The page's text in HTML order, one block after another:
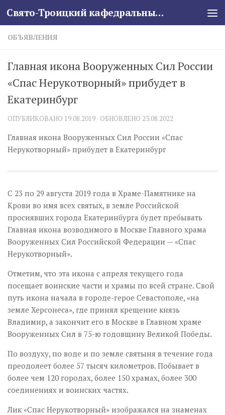
Skip to content Свято-Троицкий кафедральный собор
ОБЪЯВЛЕНИЯ
Главная икона Вооруженных Сил России
«Спас Нерукотворный» прибудет в
Екатеринбург
ОПУБЛИКОВАНО 19.08.2019 · ОБНОВЛЕНО 23.08.2022
Главная икона Вооруженных Сил России «Спас
Нерукотворный» прибудет в Екатеринбург
С 23 по 29 августа 2019 года в Храме-Памятнике на
Крови во имя всех святых, в земле Российской
просиявших города Екатеринбурга будет пребывать
Главная икона возводимого в Москве Главного храма
Вооруженных Сил Российской Федерации — «Спас
Нерукотворный».
Отметим, что эта икона с апреля текущего года
посещает воинские части и храмы по всей стране. Свой
путь икона начала в городе-герое Севастополе, «на
земле Херсонеса», где принял крещение князь
Владимир, а закончит его в Москве в Главном храме
Вооруженных Сил в 75-ю годовщину Великой Победы.
По воздуху, по воде и по земле святыня в течение года
преодолеет более 57 тысяч километров. Побывает в
более чем 120 городах, более 150 храмах, более 300
соединениях и воинских частях.
Лик «Спас Нерукотворный» изображался на знаменах